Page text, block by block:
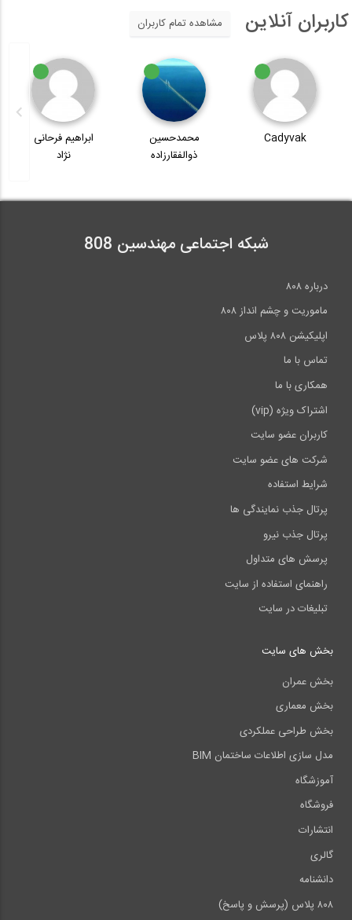
کاربران آنلاین مشاهده تمام کاربران
Cadyvak
محمدحسین
ذوالفقارزاده
ابراهیم فرحانی
نژاد
شبکه اجتماعی مهندسین 808
درباره ۸۰۸
ماموریت و چشم انداز ۸۰۸
اپلیکیشن ۸۰۸ پلاس
تماس با ما
همکاری با ما
اشتراک ویژه (vip)
کاربران عضو سایت
شرکت های عضو سایت
شرایط استفاده
پرتال جذب نمایندگی ها
پرتال جذب نیرو
پرسش های متداول
راهنمای استفاده از سایت
تبلیغات در سایت
بخش های سایت
بخش عمران
بخش معماری
بخش طراحی عملکردی
مدل سازی اطلاعات ساختمان BIM
آموزشگاه
فروشگاه
انتشارات
گالری
دانشنامه
۸۰۸ پلاس (پرسش و پاسخ)